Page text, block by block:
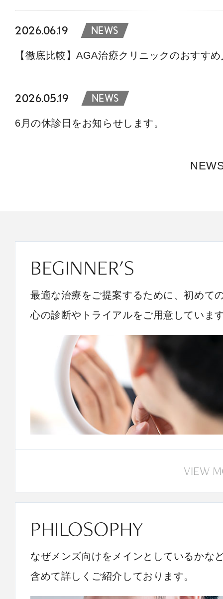
2026.06.19 NEWS
【徹底比較】AGA治療クリニックのおすす
2026.05.19 NEWS
6月の休診日をお知らせします。
BEGINNER'S
最適な治療をご提案するために、初めて
心の診断やトライアルをご用意していま
VIEW
PHILOSOPHY
なぜメンズ向けをメインとしているかな
含めて詳しくご紹介しております。